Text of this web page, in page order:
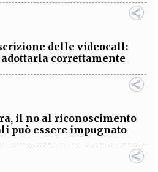
delle videocall:
correttamente
il no al riconoscimento
può essere impugnato